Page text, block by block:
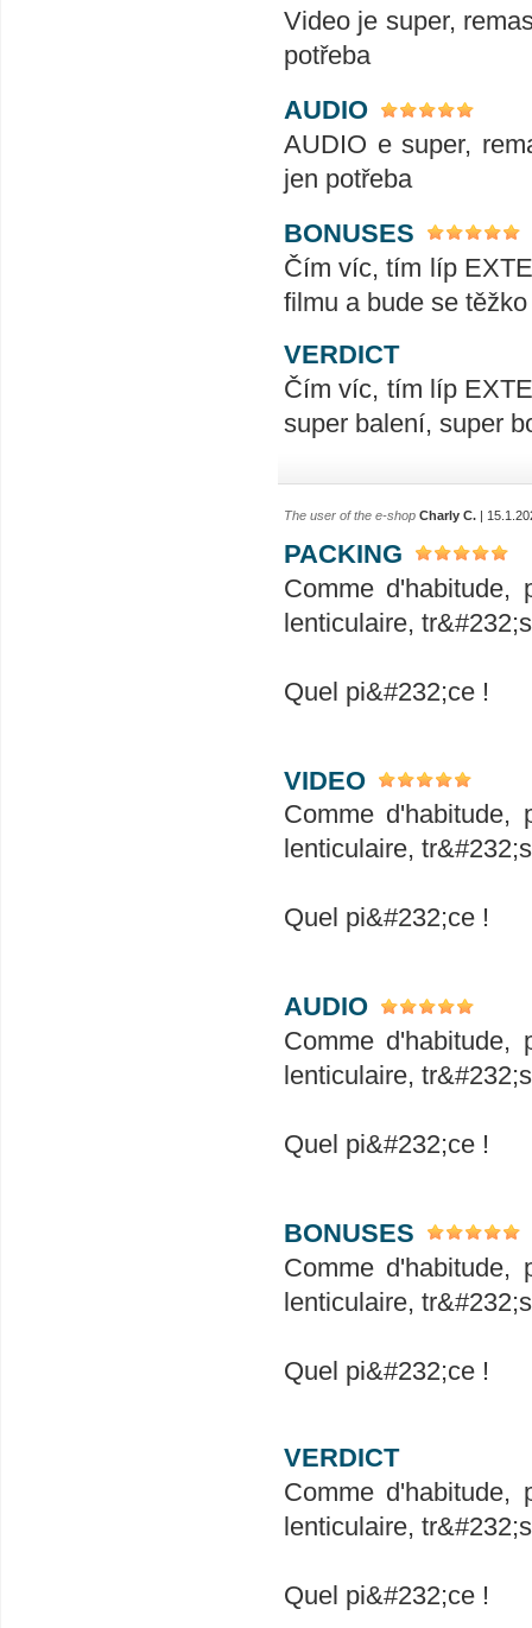
Video je super,
potřeba
AUDIO
AUDIO e super,
jen potřeba
BONUSES
Čím víc, tím líp
filmu a bude se
VERDICT
Čím víc, tím líp
super balení, super
The user of the e-shop Charly C. |
PACKING
Comme d'habitude,
lenticulaire,
Quel pi&#232;ce !
VIDEO
Comme d'habitude,
lenticulaire,
Quel pi&#232;ce !
AUDIO
Comme d'habitude,
lenticulaire,
Quel pi&#232;ce !
BONUSES
Comme d'habitude,
lenticulaire,
Quel pi&#232;ce !
VERDICT
Comme d'habitude,
lenticulaire,
Quel pi&#232;ce !